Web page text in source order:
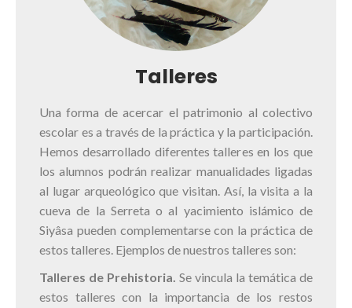
Talleres
Una forma de acercar el patrimonio al colectivo
escolar es a través de la práctica y la participación.
Hemos desarrollado diferentes talleres en los que
los alumnos podrán realizar manualidades ligadas
al lugar arqueológico que visitan. Así, la visita a la
cueva de la Serreta o al yacimiento islámico de
Siyâsa pueden complementarse con la práctica de
estos talleres. Ejemplos de nuestros talleres son:
Talleres de Prehistoria. Se vincula la temática de
estos talleres con la importancia de los restos